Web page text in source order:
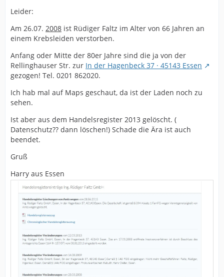
Leider:
Am 26.07. 2008 ist Rüdiger Faltz im Alter von 66 Jahren an
einem Krebsleiden verstorben.
Anfang oder Mitte der 80er Jahre sind die ja von der
Rellinghauser Str. zur In der Hagenbeck 37 · 45143 Essen
gezogen! Tel. 0201 862020.
Ich hab mal auf Maps geschaut, da ist der Laden noch zu
sehen.
Ist aber aus dem Handelsregister 2013 gelöscht. (
Datenschutz?? dann löschen!) Schade die Ära ist auch
beendet.
Gruß
Harry aus Essen